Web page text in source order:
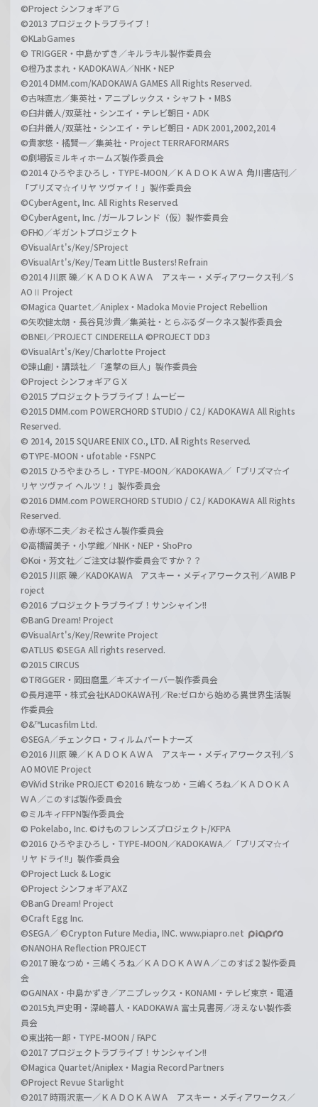
©Project シンフォギアＧ
©2013 プロジェクトラブライブ！
©KLabGames
© TRIGGER・中島かずき／キルラキル製作委員会
©橙乃ままれ・KADOKAWA／NHK・NEP
©2014 DMM.com/KADOKAWA GAMES All Rights Reserved.
©古味直志／集英社・アニプレックス・シャフト・MBS
©臼井儀人/双葉社・シンエイ・テレビ朝日・ADK
©臼井儀人/双葉社・シンエイ・テレビ朝日・ADK 2001,2002,2014
©貴家悠・橘賢一／集英社・Project TERRAFORMARS
©劇場版ミルキィホームズ製作委員会
©2014 ひろやまひろし・TYPE-MOON／ＫＡＤＯＫＡＷＡ 角川書店刊／
「プリズマ☆イリヤ ツヴァイ！」製作委員会
©CyberAgent, Inc. All Rights Reserved.
©CyberAgent, Inc. /ガールフレンド（仮）製作委員会
©FHO／ギガントプロジェクト
©VisualArt's/Key/SProject
©VisualArt's/Key/Team Little Busters! Refrain
©2014 川原 礫／ＫＡＤＯＫＡＷＡ アスキー・メディアワークス刊／S
AOⅡ Project
©Magica Quartet／Aniplex・Madoka Movie Project Rebellion
©矢吹健太朗・長谷見沙貴／集英社・とらぶるダークネス製作委員会
©BNEI／PROJECT CINDERELLA ©PROJECT DD3
©VisualArt's/Key/Charlotte Project
©諫山創・講談社／「進撃の巨人」製作委員会
©Project シンフォギアＧＸ
©2015 プロジェクトラブライブ！ムービー
©2015 DMM.com POWERCHORD STUDIO / C2 / KADOKAWA All Rights
Reserved.
© 2014, 2015 SQUARE ENIX CO., LTD. All Rights Reserved.
©TYPE-MOON・ufotable・FSNPC
©2015 ひろやまひろし・TYPE-MOON／KADOKAWA／「プリズマ☆イ
リヤ ツヴァイ ヘルツ！」製作委員会
©2016 DMM.com POWERCHORD STUDIO / C2 / KADOKAWA All Rights
Reserved.
©赤塚不二夫／おそ松さん製作委員会
©高橋留美子・小学館／NHK・NEP・ShoPro
©Koi・芳文社／ご注文は製作委員会ですか？？
©2015 川原 礫／KADOKAWA アスキー・メディアワークス刊／AWIB P
roject
©2016 プロジェクトラブライブ！サンシャイン!!
©BanG Dream! Project
©VisualArt's/Key/Rewrite Project
©ATLUS ©SEGA All rights reserved.
©2015 CIRCUS
©TRIGGER・岡田麿里／キズナイーバー製作委員会
©長月達平・株式会社KADOKAWA刊／Re:ゼロから始める異世界生活製
作委員会
©&™Lucasfilm Ltd.
©SEGA／チェンクロ・フィルムパートナーズ
©2016 川原 礫／ＫＡＤＯＫＡＷＡ アスキー・メディアワークス刊／S
AO MOVIE Project
©ViVid Strike PROJECT ©2016 暁なつめ・三嶋くろね／ＫＡＤＯＫＡ
ＷＡ／このすば製作委員会
©ミルキィFFPN製作委員会
© Pokelabo, Inc. ©けものフレンズプロジェクト/KFPA
©2016 ひろやまひろし・TYPE-MOON／KADOKAWA／「プリズマ☆イ
リヤ ドライ!!」製作委員会
©Project Luck & Logic
©Project シンフォギアAXZ
©BanG Dream! Project
©Craft Egg Inc.
©SEGA／ ©Crypton Future Media, INC. www.piapro.net
©NANOHA Reflection PROJECT
©2017 暁なつめ・三嶋くろね／ＫＡＤＯＫＡＷＡ／このすば２製作委員
会
©GAINAX・中島かずき／アニプレックス・KONAMI・テレビ東京・電通
©2015丸戸史明・深崎暮人・KADOKAWA 富士見書房／冴えない製作委
員会
©東出祐一郎・TYPE-MOON / FAPC
©2017 プロジェクトラブライブ！サンシャイン!!
©Magica Quartet/Aniplex・Magia Record Partners
©Project Revue Starlight
©2017 時雨沢恵一／ＫＡＤＯＫＡＷＡ アスキー・メディアワークス／